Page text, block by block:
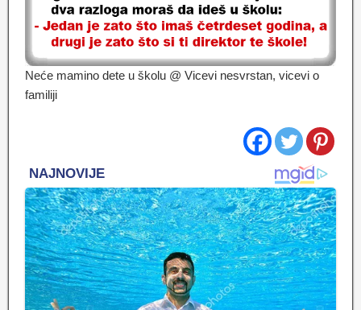
Neće mamino dete u školu @ Vicevi nesvrstan, vicevi o
familiji